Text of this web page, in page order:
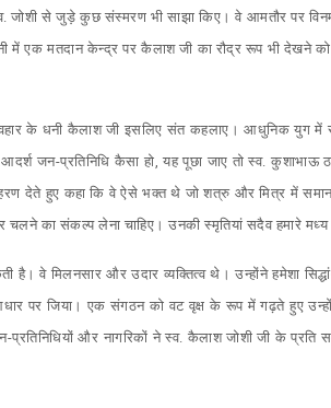
से जुड़े कुछ संस्मरण भी साझा किए। वे आमतौर पर
में एक मतदान केन्द्र पर कैलाश जी का रौद्र रूप भी देखने को
के धनी कैलाश जी इसलिए संत कहलाए। आधुनिक युग में
जन-प्रतिनिधि कैसा हो, यह पूछा जाए तो स्व. कुशाभाऊ
देते हुए कहा कि वे ऐसे भक्त थे जो शत्रु और मित्र में
का संकल्प लेना चाहिए। उनकी स्मृतियां सदैव हमारे मध्य
है। वे मिलनसार और उदार व्यक्तित्व थे। उन्होंने हमेशा
पर जिया। एक संगठन को वट वृक्ष के रूप में गढ़ते हुए
और नागरिकों ने स्व. कैलाश जोशी जी के प्रति